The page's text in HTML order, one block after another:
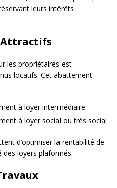
leurs intérêts
Attractifs
les propriétaires est
locatifs. Cet abattement
à loyer intermédiaire
à loyer social ou très social
d’optimiser la rentabilité de
des loyers plafonnés.